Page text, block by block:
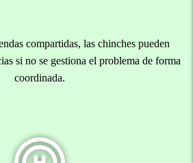
compartidas, las chinches pueden
si no se gestiona el problema de forma
coordinada.